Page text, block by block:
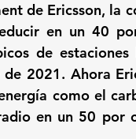
de Ericsson, la
en un 40
de
2021. Ahora
como el
en un 50 por